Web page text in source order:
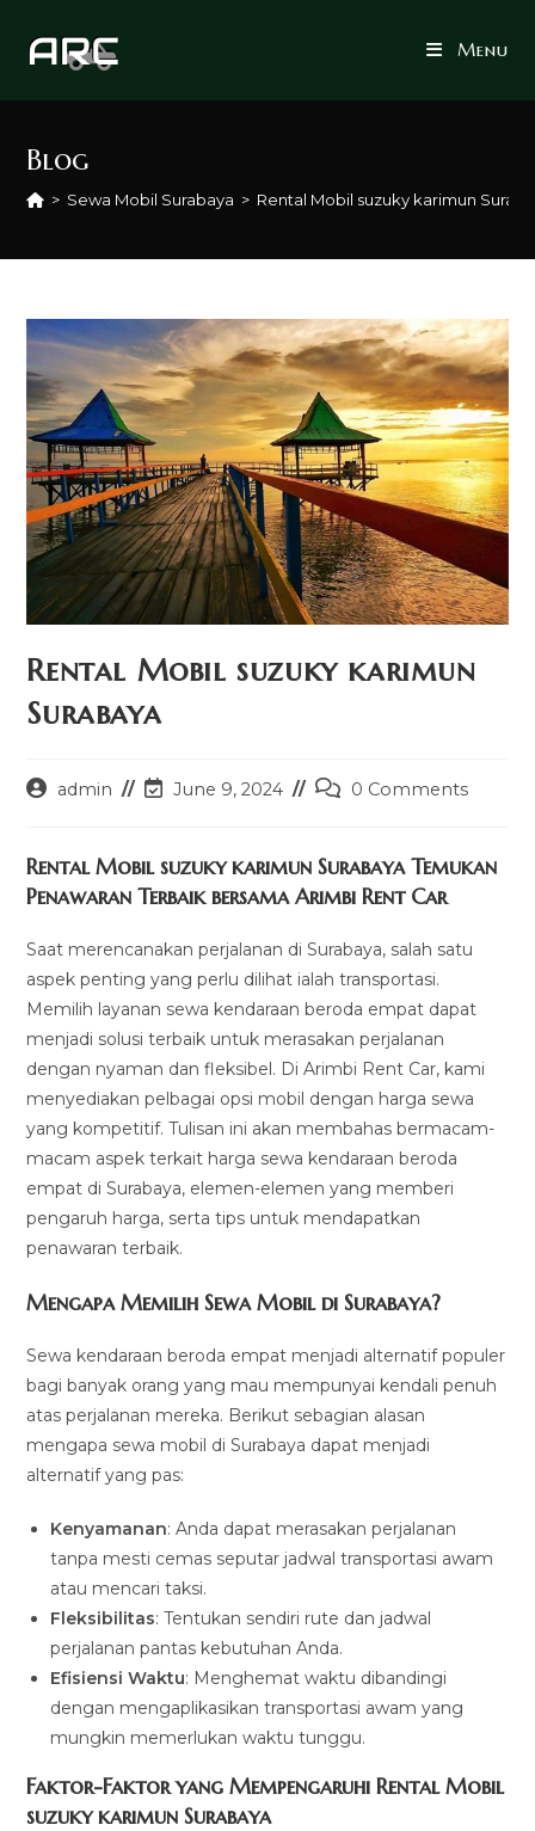
Menu
Blog
> Sewa Mobil Surabaya > Rental Mobil suzuky karimun
Rental Mobil suzuky karimun
Surabaya
Postadmin
PostJune 9, 2024
Post0 Comments
Rental Mobil suzuky karimun Surabaya Temukan
Penawaran Terbaik bersama Arimbi Rent Car
Saat merencanakan perjalanan di Surabaya, salah satu
aspek penting yang perlu dilihat ialah transportasi.
Memilih layanan sewa kendaraan beroda empat dapat
menjadi solusi terbaik untuk merasakan perjalanan
dengan nyaman dan fleksibel. Di Arimbi Rent Car, kami
menyediakan pelbagai opsi mobil dengan harga sewa
yang kompetitif. Tulisan ini akan membahas bermacam-
macam aspek terkait harga sewa kendaraan beroda
empat di Surabaya, elemen-elemen yang memberi
pengaruh harga, serta tips untuk mendapatkan
penawaran terbaik.
Mengapa Memilih Sewa Mobil di Surabaya?
Sewa kendaraan beroda empat menjadi alternatif populer
bagi banyak orang yang mau mempunyai kendali penuh
atas perjalanan mereka. Berikut sebagian alasan
mengapa sewa mobil di Surabaya dapat menjadi
alternatif yang pas:
Kenyamanan: Anda dapat merasakan perjalanan
tanpa mesti cemas seputar jadwal transportasi awam
atau mencari taksi.
Fleksibilitas: Tentukan sendiri rute dan jadwal
perjalanan pantas kebutuhan Anda.
Efisiensi Waktu: Menghemat waktu dibandingi
dengan mengaplikasikan transportasi awam yang
mungkin memerlukan waktu tunggu.
Faktor-Faktor yang Mempengaruhi Rental Mobil
suzuky karimun Surabaya